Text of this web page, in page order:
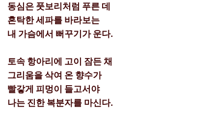
동심은 풋보리처럼 푸른 데
혼탁한 세파를 바라보는
내 가슴에서 뻐꾸기가 운다.
토속 항아리에 고이 잠든 채
그리움을 삭여 온 향수가
빨갛게 피멍이 들고서야
나는 진한 복분자를 마신다.